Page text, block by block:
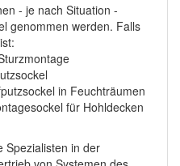
- je nach Situation -
genommen werden. Falls
in Feuchträumen
für Hohldecken
Spezialisten in der